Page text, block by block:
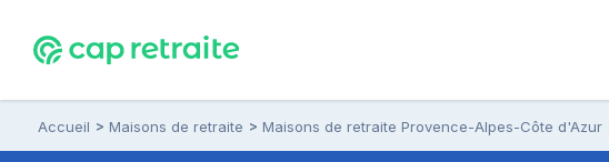
Accueil Maisons de retraite Maisons de retraite Provence-Alpes-Côte d'Azur